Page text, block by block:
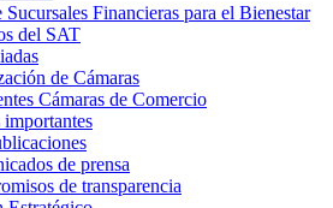
Sucursales Financieras para el Bienestar
del SAT
de Cámaras
Cámaras de Comercio
de prensa
de transparencia